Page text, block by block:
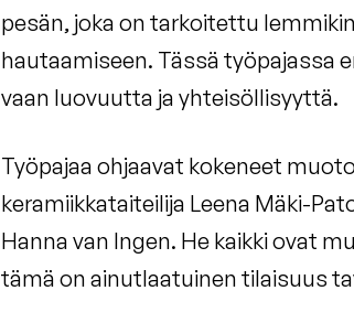
pesän, joka on tarkoitettu
hautaamiseen. Tässä työpajassa
vaan luovuutta ja yhteisöllisyyttä.
Työpajaa ohjaavat kokeneet
keramiikkataiteilija Leena Mäki-
Hanna van Ingen. He kaikki ovat
tämä on ainutlaatuinen tilaisuus